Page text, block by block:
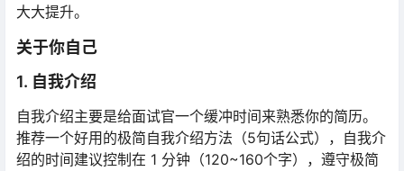
大大提升。
关于你自己
1. 自我介绍
自我介绍主要是给面试官一个缓冲时间来熟悉你的简历。
推荐一个好用的极简自我介绍方法（5句话公式），自我介
绍的时间建议控制在 1 分钟（120~160个字），遵守极简